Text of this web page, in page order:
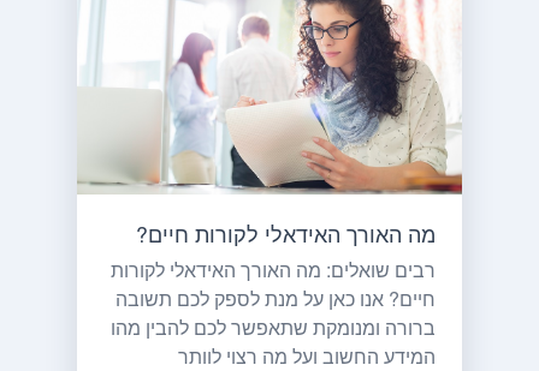
מה האורך האידאלי לקורות חיים?
רבים שואלים: מה האורך האידאלי לקורות
חיים? אנו כאן על מנת לספק לכם תשובה
ברורה ומנומקת שתאפשר לכם להבין מהו
המידע החשוב ועל מה רצוי לוותר